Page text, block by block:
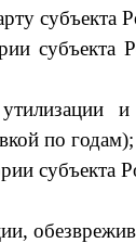
субъекта
субъекта
по годам);
субъекта